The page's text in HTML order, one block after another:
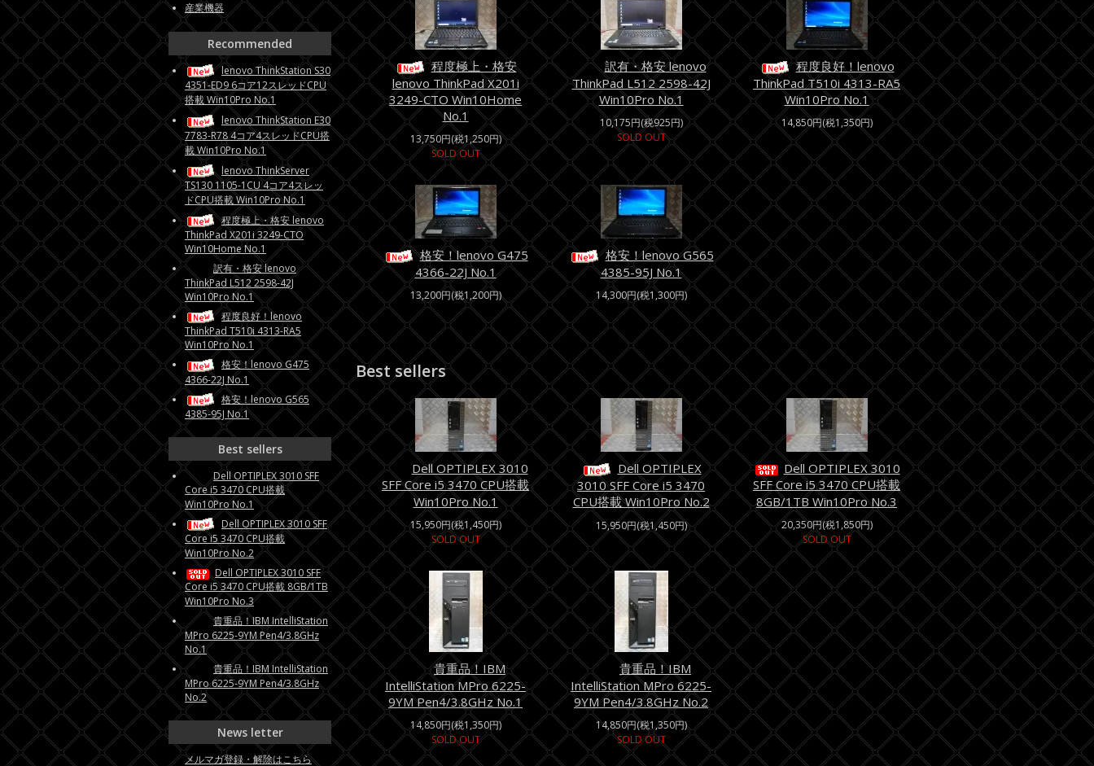
程度極上・格安
lenovo ThinkPad X201i
3249-CTO Win10Home
No.1
13,750円(税1,250円)
SOLD OUT
訳有・格安 lenovo
ThinkPad L512 2598-42J
Win10Pro No.1
10,175円(税925円)
SOLD OUT
程度良好！lenovo
ThinkPad T510i 4313-RA5
Win10Pro No.1
14,850円(税1,350円)
格安！lenovo G475
4366-22J No.1
13,200円(税1,200円)
格安！lenovo G565
4385-95J No.1
14,300円(税1,300円)
Best sellers
Dell OPTIPLEX 3010
SFF Core i5 3470 CPU搭載
Win10Pro No.1
15,950円(税1,450円)
SOLD OUT
Dell OPTIPLEX
3010 SFF Core i5 3470
CPU搭載 Win10Pro No.2
15,950円(税1,450円)
Dell OPTIPLEX 3010
SFF Core i5 3470 CPU搭載
8GB/1TB Win10Pro No.3
20,350円(税1,850円)
SOLD OUT
貴重品！IBM
IntelliStation MPro 6225-
9YM Pen4/3.8GHz No.1
14,850円(税1,350円)
SOLD OUT
貴重品！IBM
IntelliStation MPro 6225-
9YM Pen4/3.8GHz No.2
14,850円(税1,350円)
SOLD OUT
産業機器
Recommended
lenovo ThinkStation S30
4351-ED9 6コア12スレッドCPU
搭載 Win10Pro No.1
lenovo ThinkStation E30
7783-R78 4コア4スレッドCPU搭
載 Win10Pro No.1
lenovo ThinkServer
TS130 1105-1CU 4コア4スレッ
ドCPU搭載 Win10Pro No.1
程度極上・格安 lenovo
ThinkPad X201i 3249-CTO
Win10Home No.1
訳有・格安 lenovo
ThinkPad L512 2598-42J
Win10Pro No.1
程度良好！lenovo
ThinkPad T510i 4313-RA5
Win10Pro No.1
格安！lenovo G475
4366-22J No.1
格安！lenovo G565
4385-95J No.1
Best sellers
Dell OPTIPLEX 3010 SFF
Core i5 3470 CPU搭載
Win10Pro No.1
Dell OPTIPLEX 3010 SFF
Core i5 3470 CPU搭載
Win10Pro No.2
Dell OPTIPLEX 3010 SFF
Core i5 3470 CPU搭載 8GB/1TB
Win10Pro No.3
貴重品！IBM IntelliStation
MPro 6225-9YM Pen4/3.8GHz
No.1
貴重品！IBM IntelliStation
MPro 6225-9YM Pen4/3.8GHz
No.2
News letter
メルマガ登録・解除はこちら